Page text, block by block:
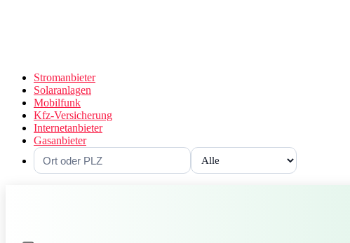
Stromanbieter
Solaranlagen
Mobilfunk
Kfz-Versicherung
Internetanbieter
Gasanbieter